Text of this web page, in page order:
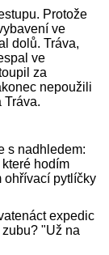
Protože
ve
dolů. Tráva,
ve
za
nepoužili
Tráva.
s nadhledem:
hodím
ohřívací pytlíčky
expedic
"Už na